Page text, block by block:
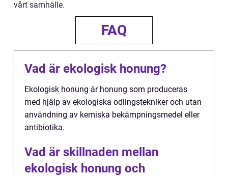
vårt samhälle.
FAQ
Vad är ekologisk honung?
Ekologisk honung är honung som produceras
med hjälp av ekologiska odlingstekniker och utan
användning av kemiska bekämpningsmedel eller
antibiotika.
Vad är skillnaden mellan
ekologisk honung och